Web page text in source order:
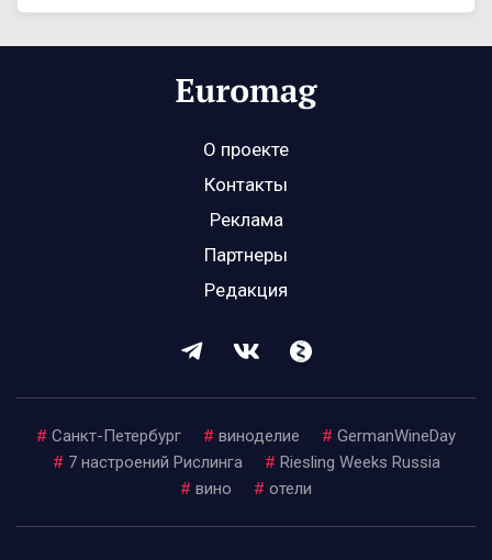
О проекте
Контакты
Реклама
Партнеры
Редакция
# Санкт-Петербург # виноделие # GermanWineDay
# 7 настроений Рислинга # Riesling Weeks Russia
# вино # отели